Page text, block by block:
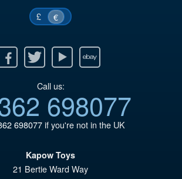
£ €
Youtube Ebay
Call us:
698077
698077if you're not in the UK
Kapow Toys
21 Bertie Ward Way